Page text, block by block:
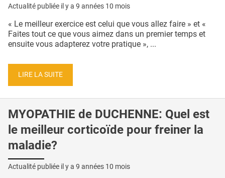
Actualité publiée il y a 9 années 10 mois
« Le meilleur exercice est celui que vous allez faire » et «
Faites tout ce que vous aimez dans un premier temps et
ensuite vous adapterez votre pratique », ...
LIRE LA SUITE
MYOPATHIE de DUCHENNE: Quel est
le meilleur corticoïde pour freiner la
maladie?
Actualité publiée il y a 9 années 10 mois